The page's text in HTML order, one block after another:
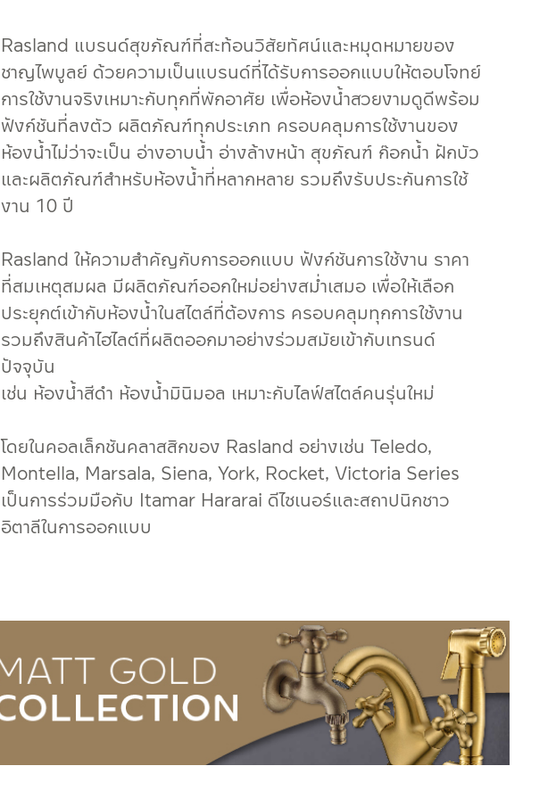
Rasland แบรนด์สุขภัณฑ์ที่สะท้อนวิสัยทัศน์และหมุดหมายของ
ชาญไพบูลย์ ด้วยความเป็นแบรนด์ที่ได้รับการออกแบบให้ตอบโจทย์
การใช้งานจริงเหมาะกับทุกที่พักอาศัย เพื่อห้องน้ำสวยงามดูดีพร้อม
ฟังก์ชันที่ลงตัว ผลิตภัณฑ์ทุกประเภท ครอบคลุมการใช้งานของ
ห้องน้ำไม่ว่าจะเป็น อ่างอาบน้ำ อ่างล้างหน้า สุขภัณฑ์ ก๊อกน้ำ ฝักบัว
และผลิตภัณฑ์สำหรับห้องน้ำที่หลากหลาย รวมถึงรับประกันการใช้
งาน 10 ปี
Rasland ให้ความสำคัญกับการออกแบบ ฟังก์ชันการใช้งาน ราคา
ที่สมเหตุสมผล มีผลิตภัณฑ์ออกใหม่อย่างสม่ำเสมอ เพื่อให้เลือก
ประยุกต์เข้ากับห้องน้ำในสไตล์ที่ต้องการ ครอบคลุมทุกการใช้งาน
รวมถึงสินค้าไฮไลต์ที่ผลิตออกมาอย่างร่วมสมัยเข้ากับเทรนด์
ปัจจุบัน
เช่น ห้องน้ำสีดำ ห้องน้ำมินิมอล เหมาะกับไลฟ์สไตล์คนรุ่นใหม่
โดยในคอลเล็กชันคลาสสิกของ Rasland อย่างเช่น Teledo,
Montella, Marsala, Siena, York, Rocket, Victoria Series
เป็นการร่วมมือกับ Itamar Hararai ดีไซเนอร์และสถาปนิกชาว
อิตาลีในการออกแบบ